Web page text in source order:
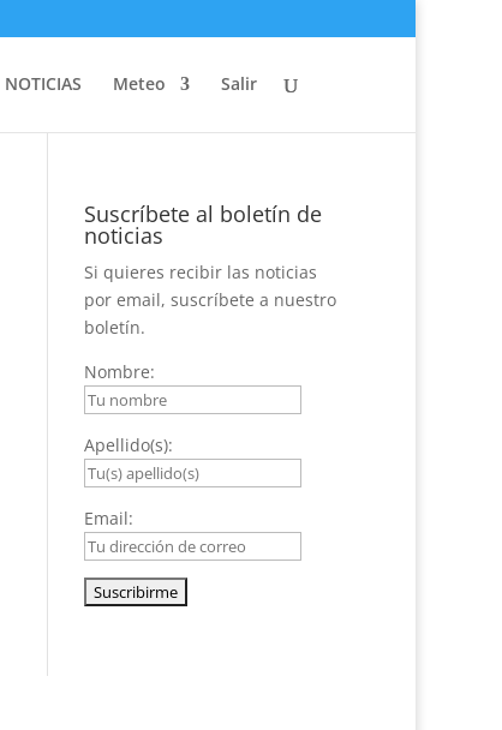
NOTICIAS Meteo Salir
Suscríbete al boletín de
noticias
Si quieres recibir las noticias
por email, suscríbete a nuestro
boletín.
Nombre:
Apellido(s):
Email: